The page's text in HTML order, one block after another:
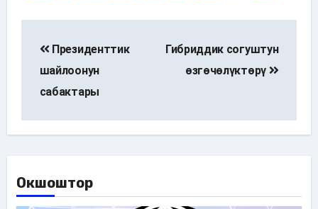
navigation
Президенттик
шайлоонун
сабактары
Гибриддик согуштун
өзгөчөлүктөрү
Окшоштор